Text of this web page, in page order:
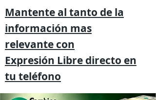
Mantente al tanto de la
información mas
relevante con
Expresión Libre directo en
tu teléfono